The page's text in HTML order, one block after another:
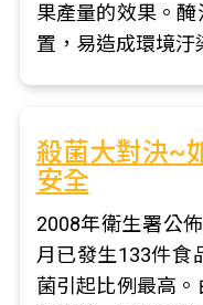
果產量的效果。
置，易造成環境汙
殺菌大對決~
安全
2008年衛生署公
月已發生133件食
菌引起比例最高